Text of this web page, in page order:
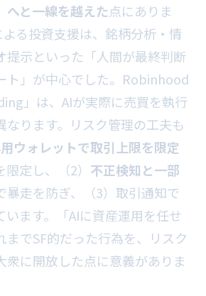
へと一線を越えた点にありま
よる投資支援は、銘柄分析・情
提示といった「人間が最終判断
ト」が中心でした。Robinhood
」は、AIが実際に売買を執行
なります。リスク管理の工夫も
ウォレットで取引上限を限定
定し、（2） 不正検知と一部
暴走を防ぎ、（3）取引通知で
います。「AIに資産運用を任せ
までSF的だった行為を、リスク
衆に開放した点に意義がありま